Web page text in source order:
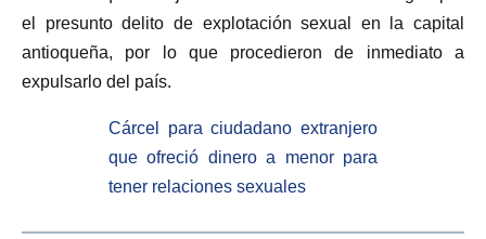
el presunto delito de explotación sexual en la capital
antioqueña, por lo que procedieron de inmediato a
expulsarlo del país.
Cárcel para ciudadano extranjero
que ofreció dinero a menor para
tener relaciones sexuales